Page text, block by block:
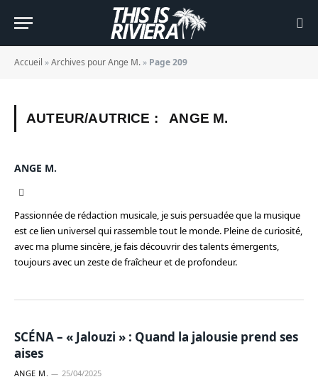
Accueil »Archives pour Ange M.» Page 209
AUTEUR/AUTRICE : ANGE M.
ANGE M.
Passionnée de rédaction musicale, je suis persuadée que la musique
est ce lien universel qui rassemble tout le monde. Pleine de curiosité,
avec ma plume sincère, je fais découvrir des talents émergents,
toujours avec un zeste de fraîcheur et de profondeur.
SCÉNA – « Jalouzi » : Quand la jalousie prend ses
aises
ANGE M. 25/04/2025